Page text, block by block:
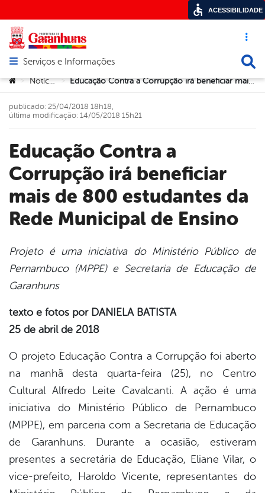
Acesso
Abrir menu principal de navegação
Serviços e Informações
Você está aqui:
> Notícias > Educação Contra a Corrupção irá beneficiar mais de 800 estudantes da Rede Municipal de Ensino
Educação Contra a
Corrupção irá beneficiar
mais de 800 estudantes da
Rede Municipal de Ensino
publicado: 25/04/2018 18h18,
última modificação: 14/05/2018 15h21
Projeto é uma iniciativa do Ministério Público de
Pernambuco (MPPE) e Secretaria de Educação de
Garanhuns
texto e fotos por DANIELA BATISTA
25 de abril de 2018
O projeto Educação Contra a Corrupção foi aberto
na manhã desta quarta-feira (25), no Centro
Cultural Alfredo Leite Cavalcanti. A ação é uma
iniciativa do Ministério Público de Pernambuco
(MPPE), em parceria com a Secretaria de Educação
de Garanhuns. Durante a ocasião, estiveram
presentes a secretária de Educação, Eliane Vilar, o
vice-prefeito, Haroldo Vicente, representantes do
ACESSIBILIDADE